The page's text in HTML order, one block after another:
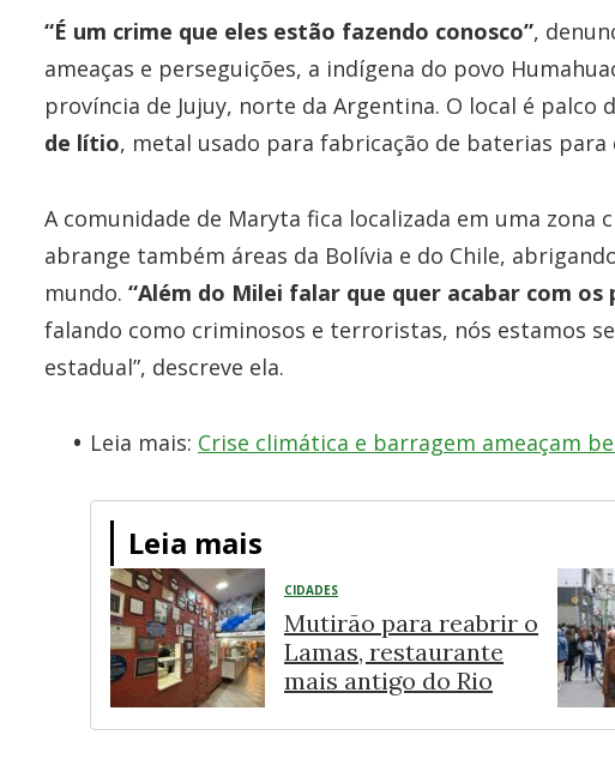
“É um crime que eles estão fazendo conosco”,
ameaças e perseguições, a indígena do povo
província de Jujuy, norte da Argentina. O local é palco
de lítio, metal usado para fabricação de baterias
A comunidade de Maryta fica localizada em uma zona
abrange também áreas da Bolívia e do Chile,
mundo. “Além do Milei falar que quer acabar com
falando como criminosos e terroristas, nós estamos
estadual”, descreve ela.
Leia mais: Crise climática e barragem ameaçam
Leia mais
CIDADES
Mutirão para reabrir o
Lamas, restaurante
mais antigo do Rio